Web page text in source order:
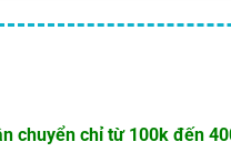
₫.
là:
chuyển chỉ từ 100k đến